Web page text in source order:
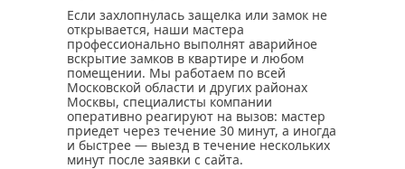
Если захлопнулась защелка или замок не
открывается, наши мастера
профессионально выполнят аварийное
вскрытие замков в квартире и любом
помещении. Мы работаем по всей
Московской области и других районах
Москвы, специалисты компании
оперативно реагируют на вызов: мастер
приедет через течение 30 минут, а иногда
и быстрее — выезд в течение нескольких
минут после заявки с сайта.